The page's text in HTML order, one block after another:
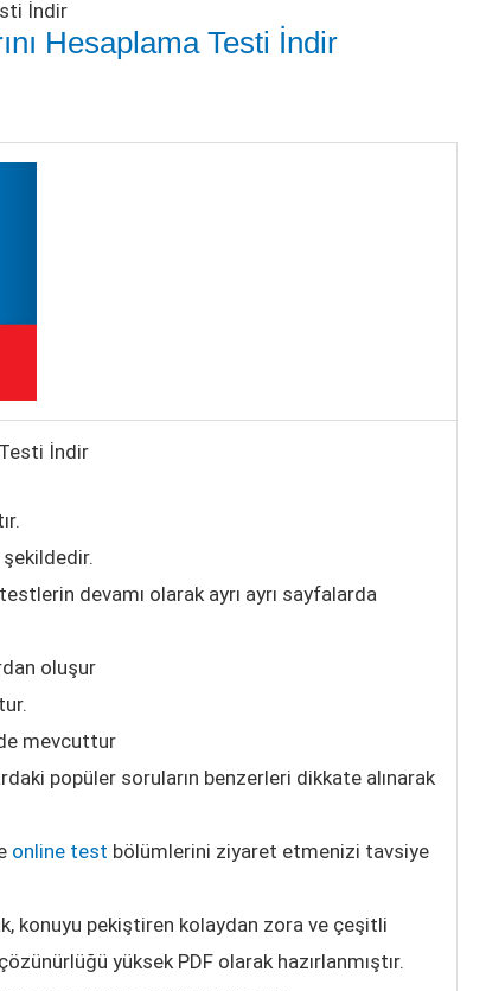
İndir
Hesaplama Testi İndir
Testi İndir
devamı olarak ayrı ayrı sayfalarda
oluşur
mevcuttur
popüler soruların benzerleri dikkate alınarak
online test bölümlerini ziyaret etmenizi tavsiye
konuyu pekiştiren kolaydan zora ve çeşitli
yüksek PDF olarak hazırlanmıştır.